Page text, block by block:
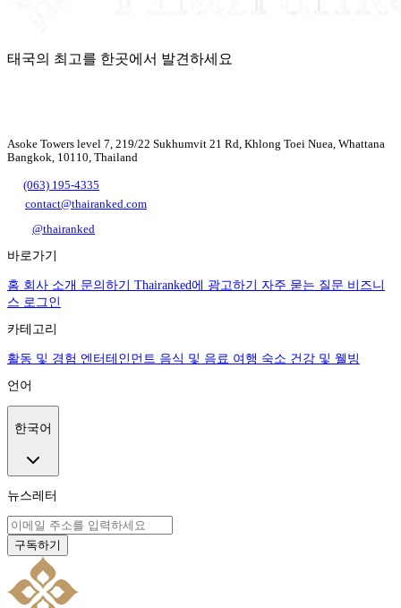
태국의 최고를 한곳에서 발견하세요
Asoke Towers level 7, 219/22 Sukhumvit 21 Rd, Khlong Toei Nuea, Whattana
Bangkok, 10110, Thailand
(063) 195-4335
contact@thairanked.com
@thairanked
바로가기
홈 회사 소개 문의하기 Thairanked에 광고하기 자주 묻는 질문 비즈니
스 로그인
카테고리
활동 및 경험 엔터테인먼트 음식 및 음료 여행 숙소 건강 및 웰빙
언어
한국어
뉴스레터
구독하기